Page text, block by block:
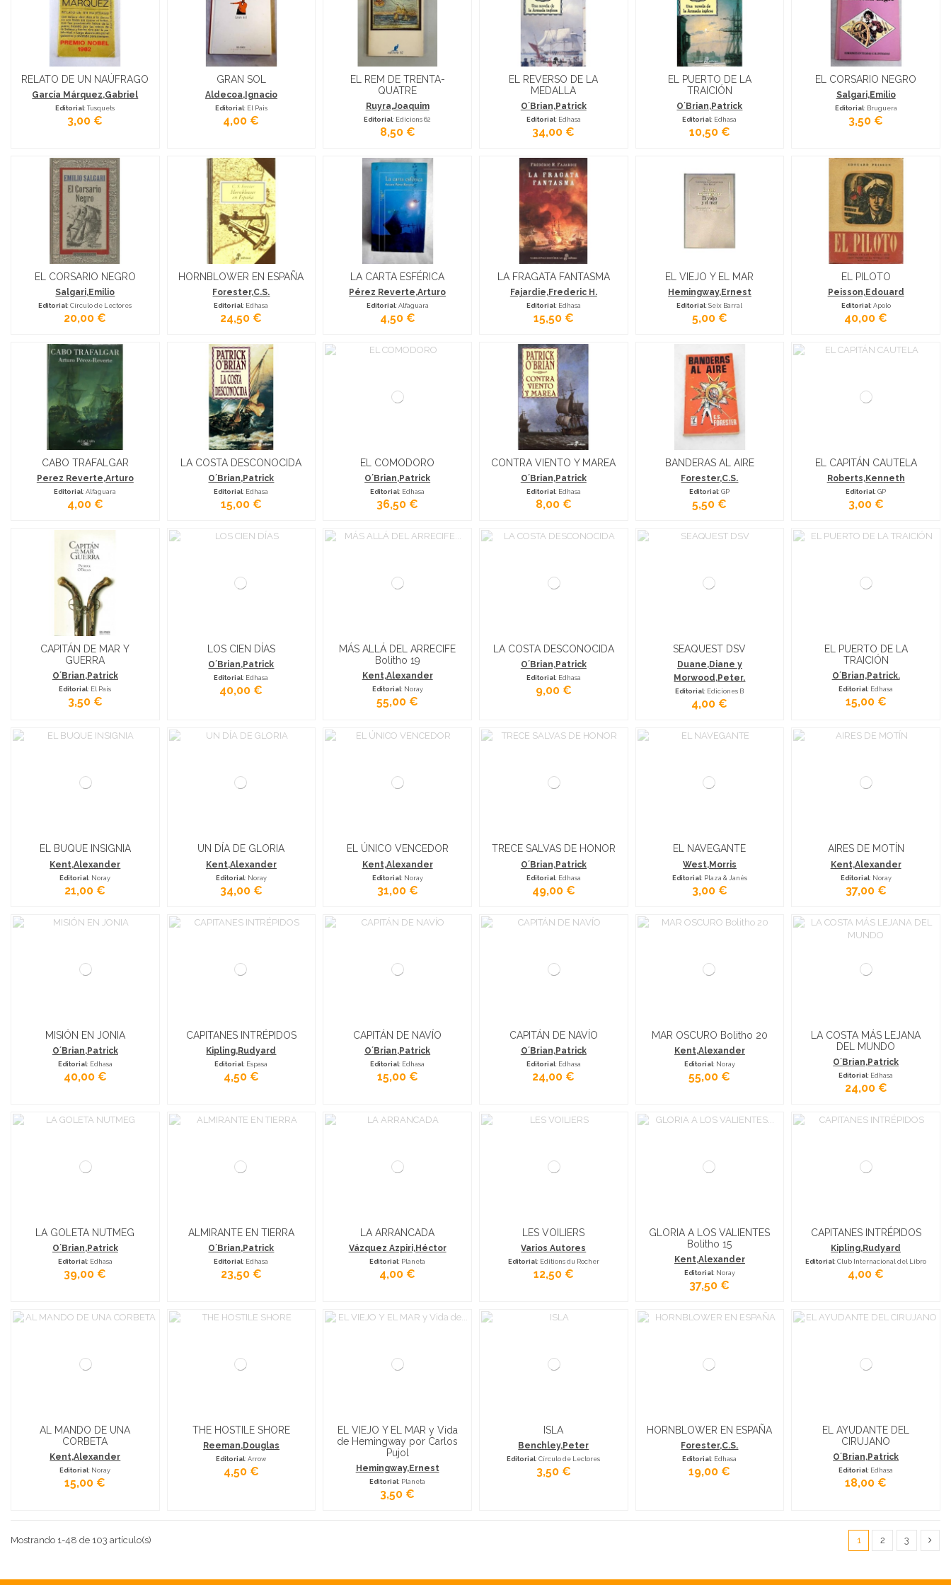
RELATO DE UN NAÚFRAGO
García Márquez,Gabriel
Editorial: Tusquets
3,00 €
GRAN SOL
Aldecoa,Ignacio
Editorial: El Pais
4,00 €
EL REM DE TRENTA-
QUATRE
Ruyra,Joaquim
Editorial: Edicions 62
8,50 €
EL REVERSO DE LA
MEDALLA
O´Brian,Patrick
Editorial: Edhasa
34,00 €
EL PUERTO DE LA
TRAICIÓN
O´Brian,Patrick
Editorial: Edhasa
10,50 €
EL CORSARIO NEGRO
Salgari,Emilio
Editorial: Bruguera
3,50 €
EL CORSARIO NEGRO
Salgari,Emilio
Editorial: Círculo de Lectores
20,00 €
HORNBLOWER EN ESPAÑA
Forester,C.S.
Editorial: Edhasa
24,50 €
LA CARTA ESFÉRICA
Pérez Reverte,Arturo
Editorial: Alfaguara
4,50 €
LA FRAGATA FANTASMA
Fajardie,Frederic H.
Editorial: Edhasa
15,50 €
EL VIEJO Y EL MAR
Hemingway,Ernest
Editorial: Seix Barral
5,00 €
EL PILOTO
Peisson,Edouard
Editorial: Apolo
40,00 €
CABO TRAFALGAR
Perez Reverte,Arturo
Editorial: Alfaguara
4,00 €
LA COSTA DESCONOCIDA
O´Brian,Patrick
Editorial: Edhasa
15,00 €
EL COMODORO
O´Brian,Patrick
Editorial: Edhasa
36,50 €
CONTRA VIENTO Y MAREA
O´Brian,Patrick
Editorial: Edhasa
8,00 €
BANDERAS AL AIRE
Forester,C.S.
Editorial: GP
5,50 €
EL CAPITÁN CAUTELA
Roberts,Kenneth
Editorial: GP
3,00 €
CAPITÁN DE MAR Y
GUERRA
O´Brian,Patrick
Editorial: El Pais
3,50 €
LOS CIEN DÍAS
O´Brian,Patrick
Editorial: Edhasa
40,00 €
MÁS ALLÁ DEL ARRECIFE
Bolitho 19
Kent,Alexander
Editorial: Noray
55,00 €
LA COSTA DESCONOCIDA
O´Brian,Patrick
Editorial: Edhasa
9,00 €
SEAQUEST DSV
Duane,Diane y
Morwood,Peter.
Editorial: Ediciones B
4,00 €
EL PUERTO DE LA
TRAICIÓN
O´Brian,Patrick.
Editorial: Edhasa
15,00 €
EL BUQUE INSIGNIA
Kent,Alexander
Editorial: Noray
21,00 €
UN DÍA DE GLORIA
Kent,Alexander
Editorial: Noray
34,00 €
EL ÚNICO VENCEDOR
Kent,Alexander
Editorial: Noray
31,00 €
TRECE SALVAS DE HONOR
O´Brian,Patrick
Editorial: Edhasa
49,00 €
EL NAVEGANTE
West,Morris
Editorial: Plaza & Janés
3,00 €
AIRES DE MOTÍN
Kent,Alexander
Editorial: Noray
37,00 €
MISIÓN EN JONIA
O´Brian,Patrick
Editorial: Edhasa
40,00 €
CAPITANES INTRÉPIDOS
Kipling,Rudyard
Editorial: Espasa
4,50 €
CAPITÁN DE NAVÍO
O´Brian,Patrick
Editorial: Edhasa
15,00 €
CAPITÁN DE NAVÍO
O´Brian,Patrick
Editorial: Edhasa
24,00 €
MAR OSCURO Bolitho 20
Kent,Alexander
Editorial: Noray
55,00 €
LA COSTA MÁS LEJANA
DEL MUNDO
O´Brian,Patrick
Editorial: Edhasa
24,00 €
LA GOLETA NUTMEG
O´Brian,Patrick
Editorial: Edhasa
39,00 €
ALMIRANTE EN TIERRA
O´Brian,Patrick
Editorial: Edhasa
23,50 €
LA ARRANCADA
Vázquez Azpiri,Héctor
Editorial: Planeta
4,00 €
LES VOILIERS
Varios Autores
Editorial: Editions du Rocher
12,50 €
GLORIA A LOS VALIENTES
Bolitho 15
Kent,Alexander
Editorial: Noray
37,50 €
CAPITANES INTRÉPIDOS
Kipling,Rudyard
Editorial: Club Internacional del Libro
4,00 €
AL MANDO DE UNA
CORBETA
Kent,Alexander
Editorial: Noray
15,00 €
THE HOSTILE SHORE
Reeman,Douglas
Editorial: Arrow
4,50 €
EL VIEJO Y EL MAR y Vida
de Hemingway por Carlos
Pujol
Hemingway,Ernest
Editorial: Planeta
3,50 €
ISLA
Benchley,Peter
Editorial: Círculo de Lectores
3,50 €
HORNBLOWER EN ESPAÑA
Forester,C.S.
Editorial: Edhasa
19,00 €
EL AYUDANTE DEL
CIRUJANO
O´Brian,Patrick
Editorial: Edhasa
18,00 €
Mostrando 1-48 de 103 artículo(s) 1 2 3